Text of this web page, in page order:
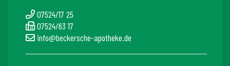
07524/17 25
07524/63 17
info@beckersche-apotheke.de